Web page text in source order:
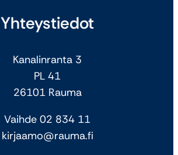
Yhteystiedot
Kanalinranta 3
PL 41
26101 Rauma
Vaihde 02 834 11
kirjaamo@rauma.fi